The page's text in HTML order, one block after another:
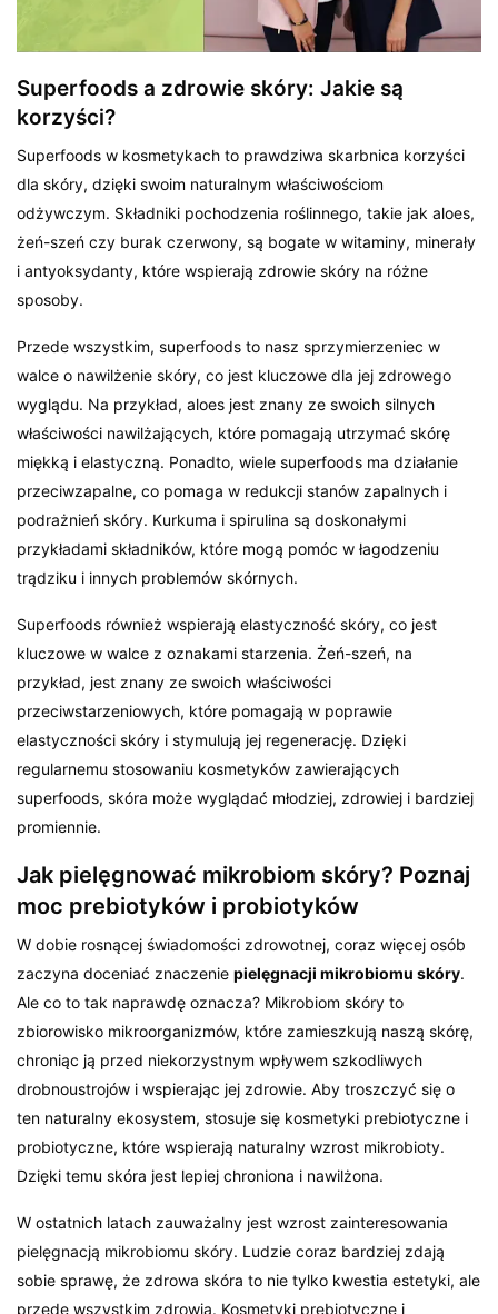
Superfoods a zdrowie skóry: Jakie są
korzyści?
Superfoods w kosmetykach to prawdziwa skarbnica korzyści
dla skóry, dzięki swoim naturalnym właściwościom
odżywczym. Składniki pochodzenia roślinnego, takie jak aloes,
żeń-szeń czy burak czerwony, są bogate w witaminy, minerały
i antyoksydanty, które wspierają zdrowie skóry na różne
sposoby.
Przede wszystkim, superfoods to nasz sprzymierzeniec w
walce o nawilżenie skóry, co jest kluczowe dla jej zdrowego
wyglądu. Na przykład, aloes jest znany ze swoich silnych
właściwości nawilżających, które pomagają utrzymać skórę
miękką i elastyczną. Ponadto, wiele superfoods ma działanie
przeciwzapalne, co pomaga w redukcji stanów zapalnych i
podrażnień skóry. Kurkuma i spirulina są doskonałymi
przykładami składników, które mogą pomóc w łagodzeniu
trądziku i innych problemów skórnych.
Superfoods również wspierają elastyczność skóry, co jest
kluczowe w walce z oznakami starzenia. Żeń-szeń, na
przykład, jest znany ze swoich właściwości
przeciwstarzeniowych, które pomagają w poprawie
elastyczności skóry i stymulują jej regenerację. Dzięki
regularnemu stosowaniu kosmetyków zawierających
superfoods, skóra może wyglądać młodziej, zdrowiej i bardziej
promiennie.
Jak pielęgnować mikrobiom skóry? Poznaj
moc prebiotyków i probiotyków
W dobie rosnącej świadomości zdrowotnej, coraz więcej osób
zaczyna doceniać znaczeniepielęgnacji mikrobiomu skóry.
Ale co to tak naprawdę oznacza? Mikrobiom skóry to
zbiorowisko mikroorganizmów, które zamieszkują naszą skórę,
chroniąc ją przed niekorzystnym wpływem szkodliwych
drobnoustrojów i wspierając jej zdrowie. Aby troszczyć się o
ten naturalny ekosystem, stosuje się kosmetyki prebiotyczne i
probiotyczne, które wspierają naturalny wzrost mikrobioty.
Dzięki temu skóra jest lepiej chroniona i nawilżona.
W ostatnich latach zauważalny jest wzrost zainteresowania
pielęgnacją mikrobiomu skóry. Ludzie coraz bardziej zdają
sobie sprawę, że zdrowa skóra to nie tylko kwestia estetyki, ale
przede wszystkim zdrowia. Kosmetyki prebiotyczne i